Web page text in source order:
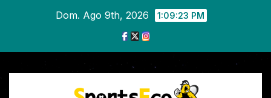
Dom. Ago 9th, 2026 1:09:23 PM